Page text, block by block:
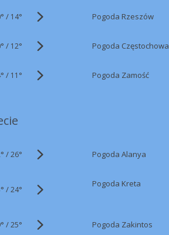
/ 14° Pogoda Rzeszów
/ 12° Pogoda Częstochowa
/ 11° Pogoda Zamość
/26° Pogoda Alanya
/24°
Pogoda Kreta
/25° Pogoda Zakintos